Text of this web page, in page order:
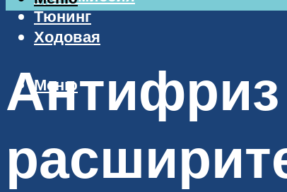
Тюнинг
Ходовая
Меню
Антифриз